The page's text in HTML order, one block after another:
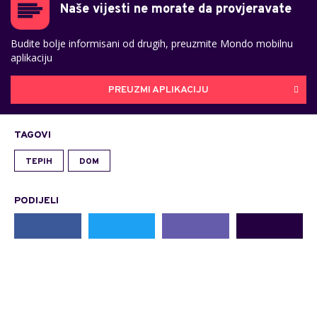
Naše vijesti ne morate da provjeravate
Budite bolje informisani od drugih, preuzmite Mondo mobilnu
aplikaciju
PREUZMI APLIKACIJU
TAGOVI
TEPIH DOM
PODIJELI